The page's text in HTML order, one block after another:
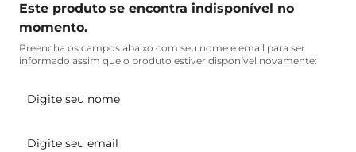
Este produto se encontra indisponível no
momento.
Preencha os campos abaixo com seu nome e email para ser
informado assim que o produto estiver disponível novamente: